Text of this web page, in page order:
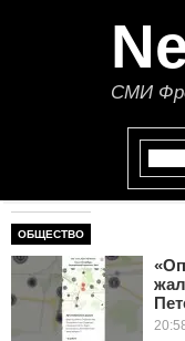
СМИ
ОБЩЕСТВО